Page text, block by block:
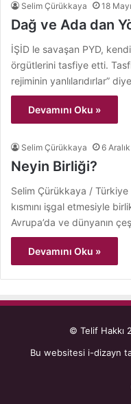
Selim Çürükkaya 18
Dağ ve Ada dan
İŞİD le savaşan PYD,
örgütlerini tasfiye etti.
rejiminin yanlılarıdırlar”
Devamını Oku »
Selim Çürükkaya 6
Neyin Birliği?
Selim Çürükkaya / Türkiye
kısmını işgal etmesiyle
Avrupa’da ve dünyanın
Devamını Oku »
© Telif Hakkı
Bu websitesi i-dizayn